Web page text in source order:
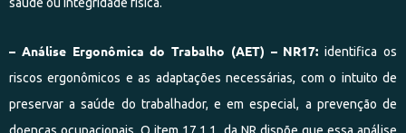
– Análise Ergonômica do Trabalho (AET) –NR17: identifica os
riscos ergonômicos e as adaptações necessárias, com o intuito de
preservar a saúde do trabalhador, e em especial, a prevenção de